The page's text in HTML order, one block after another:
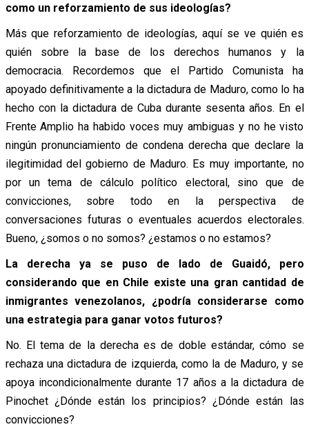
como un reforzamiento de sus ideologías?
Más que reforzamiento de ideologías, aquí se ve quién es
quién sobre la base de los derechos humanos y la
democracia. Recordemos que el Partido Comunista ha
apoyado definitivamente a la dictadura de Maduro, como lo ha
hecho con la dictadura de Cuba durante sesenta años. En el
Frente Amplio ha habido voces muy ambiguas y no he visto
ningún pronunciamiento de condena derecha que declare la
ilegitimidad del gobierno de Maduro. Es muy importante, no
por un tema de cálculo político electoral, sino que de
convicciones, sobre todo en la perspectiva de
conversaciones futuras o eventuales acuerdos electorales.
Bueno, ¿somos o no somos? ¿estamos o no estamos?
La derecha ya se puso de lado de Guaidó, pero
considerando que en Chile existe una gran cantidad de
inmigrantes venezolanos, ¿podría considerarse como
una estrategia para ganar votos futuros?
No. El tema de la derecha es de doble estándar, cómo se
rechaza una dictadura de izquierda, como la de Maduro, y se
apoya incondicionalmente durante 17 años a la dictadura de
Pinochet ¿Dónde están los principios? ¿Dónde están las
convicciones?